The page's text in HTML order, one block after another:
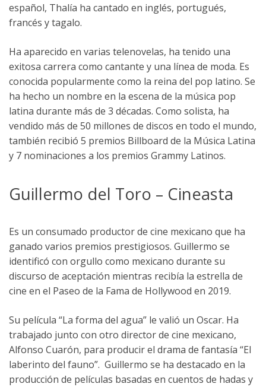
español, Thalía ha cantado en inglés, portugués,
francés y tagalo.
Ha aparecido en varias telenovelas, ha tenido una
exitosa carrera como cantante y una línea de moda. Es
conocida popularmente como la reina del pop latino. Se
ha hecho un nombre en la escena de la música pop
latina durante más de 3 décadas. Como solista, ha
vendido más de 50 millones de discos en todo el mundo,
también recibió 5 premios Billboard de la Música Latina
y 7 nominaciones a los premios Grammy Latinos.
Guillermo del Toro – Cineasta
Es un consumado productor de cine mexicano que ha
ganado varios premios prestigiosos. Guillermo se
identificó con orgullo como mexicano durante su
discurso de aceptación mientras recibía la estrella de
cine en el Paseo de la Fama de Hollywood en 2019.
Su película “La forma del agua” le valió un Oscar. Ha
trabajado junto con otro director de cine mexicano,
Alfonso Cuarón, para producir el drama de fantasía “El
laberinto del fauno”. Guillermo se ha destacado en la
producción de películas basadas en cuentos de hadas y